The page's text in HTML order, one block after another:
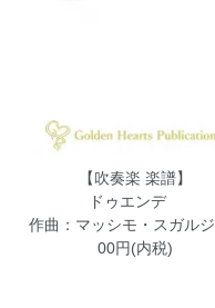
【吹奏楽 楽譜】
ドゥエンデ
作曲：マッシモ・スガルジ
00円(内税)